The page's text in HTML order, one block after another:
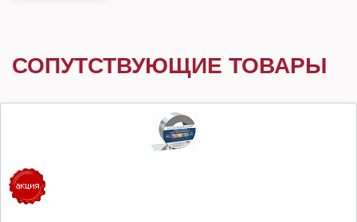
СОПУТСТВУЮЩИЕ ТОВАРЫ